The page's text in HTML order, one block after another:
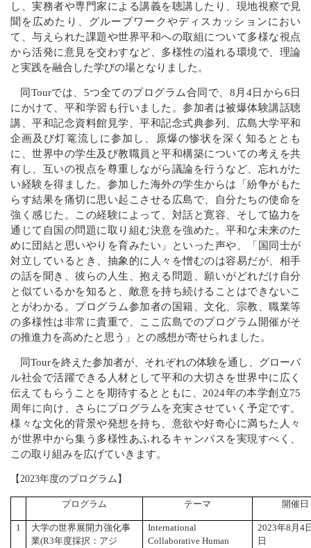
し、実務者や専門家による講義を聴講したり、現地視察で見
聞を広めたり、グループワークやディスカッションにおい
て、与えられた課題や世界平和への取組について多様な視点
から活発に意見を交わすなど、多様性の溢れる環境で、理論
と実践を融合した学びの場となりました。
同Tourでは、5つ全てのプログラム合同で、8月4日から6日
にかけて、平和学習も行いました。参加者は被爆体験講話聴
講、平和記念資料館見学、平和記念式典参列、広島大学平和
企画及び灯篭流しに参加し、原爆の惨状を深く知るととも
に、世界中の学生及び教職員と平和構築についての考えを共
有し、互いの視点を尊重しながら議論を行うなど、忘れがた
い経験を得ました。参加した海外の学生からは「紛争がもた
らす結果を痛切に思い起こさせる広島で、自分たちの使命を
強く感じた。この経験によって、対話と寛容、そして協力を
通じて自国の問題に取り組む決意を強めた。平和な未来のた
めに団結と思いやりを育みたい」といった声や、「国同士が
対立しているとき、抽象的に人々を憎むのは容易だが、相手
の話を聞き、彼らの人生、抱える問題、願いがどれだけ自分
と似ているかを知ると、敵意を持ち続けることはできないこ
とがわかる。プログラム参加者の国籍、文化、宗教、職業等
の多様性は非常に貴重で、ここ広島でのプログラム開催がそ
の推進力を高めたと思う」との感想が寄せられました。
同Tourを終えた参加者が、それぞれの体験を通し、グローバ
ル社会で活躍できる人材として平和の大切さを世界中に広く
伝えてもらうことを期待するとともに、2024年の本学創立75
周年に向け、さらにプログラムを充実させていく予定です。
様々な文化的背景や発想を持ち、意欲や好奇心に満ちた人々
が世界中から集う多様性あふれるキャンパスを実現すべく、
この取り組みを広げていきます。
【2023年度のプログラム】
プログラム テーマ 開催日
1
大学の世界展開力強化事
業(R3年度採択：アジ
International
Collaborative Human
2023年8月4
日